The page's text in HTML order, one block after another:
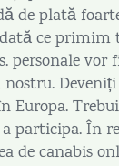
de plată
ce primim
personale
Europa.
participa. În
de canabis